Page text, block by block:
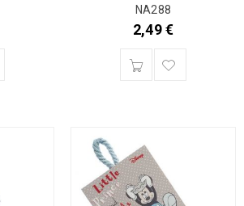
ΝΑ288
2,49€